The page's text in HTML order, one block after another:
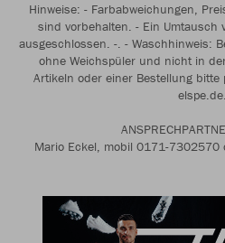
Hinweise: - Farbabweichungen,
sind vorbehalten. - Ein
ausgeschlossen. -. - Waschhinweis:
ohne Weichspüler und nicht in
Artikeln oder einer Bestellung bitte
elspe.de.
Mario Eckel, mobil 0171-7302570